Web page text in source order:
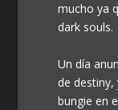
mucho ya
dark souls.
Un día
de
bungie en